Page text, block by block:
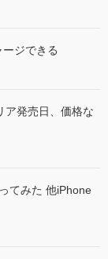
ジできる
ア発売日、価格な
てみた 他iPhone